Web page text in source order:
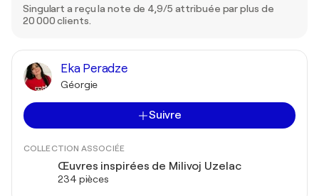
Singulart a reçu la note de 4,9/5 attribuée par plus de
20 000 clients.
Eka Peradze
Géorgie
Suivre
COLLECTION ASSOCIÉE
Œuvres inspirées de Milivoj Uzelac
234 pièces